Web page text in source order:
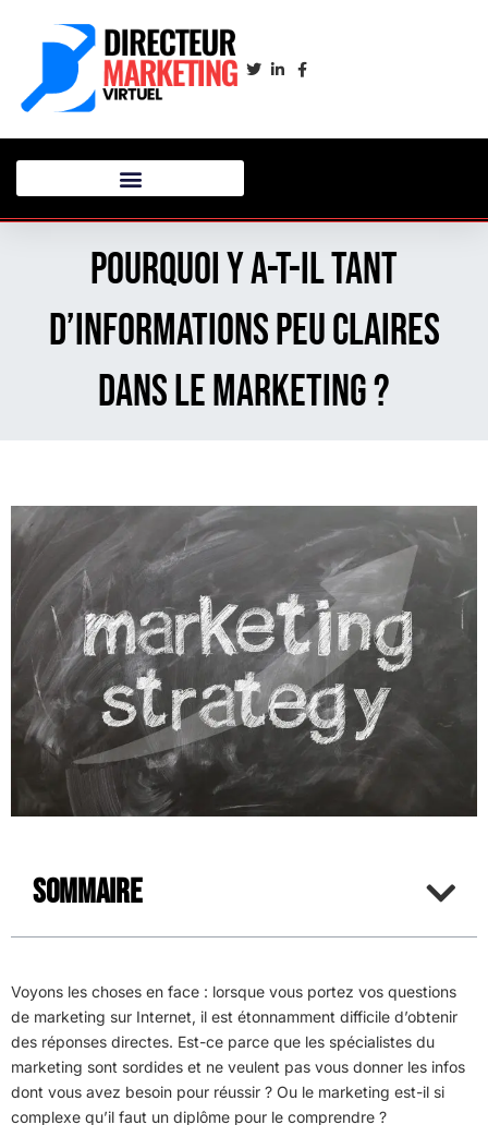
Pourquoi y a-t-il tant
d’informations peu claires
dans le marketing ?
Sommaire
Voyons les choses en face : lorsque vous portez vos questions
de marketing sur Internet, il est étonnamment difficile d’obtenir
des réponses directes. Est-ce parce que les spécialistes du
marketing sont sordides et ne veulent pas vous donner les infos
dont vous avez besoin pour réussir ? Ou le marketing est-il si
complexe qu’il faut un diplôme pour le comprendre ?